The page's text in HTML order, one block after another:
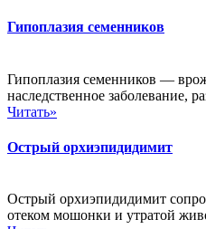
Гипоплазия семенников
Гипоплазия семенников —
наследственное заболевание,
Читать»
Острый орхиэпидидимит
Острый орхиэпидидимит
отеком мошонки и утратой